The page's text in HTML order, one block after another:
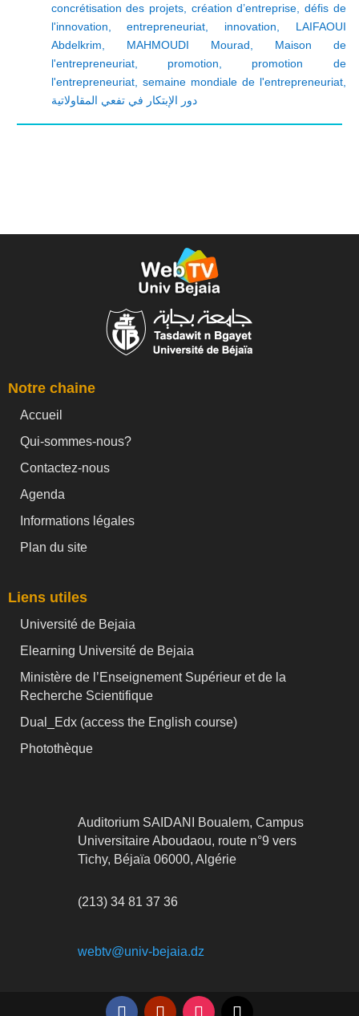
concrétisation des projets, création d’entreprise
défis de
l'innovation ,entrepreneuriat innovation
LAIFAOUI
Abdelkrim
MAHMOUDI Mourad
Maison de
l'entrepreneuriat, promotion
promotion de
l'entrepreneuriat, semaine mondiale de l'entrepreneuriat,
دور الإبتكار في تفعي المقاولاتية
Notre chaine
Accueil
Qui-sommes-nous?
Contactez-nous
Agenda
Informations légales
Plan du site
Liens utiles
Université de Bejaia
Elearning Université de Bejaia
Ministère de l’Enseignement Supérieur et de la
Recherche Scientifique
Dual_Edx (access the English course)
Photothèque
Auditorium SAIDANI Boualem, Campus
Universitaire Aboudaou, route n°9 vers
Tichy, Béjaïa 06000, Algérie
(213) 34 81 37 36
webtv@univ-bejaia.dz